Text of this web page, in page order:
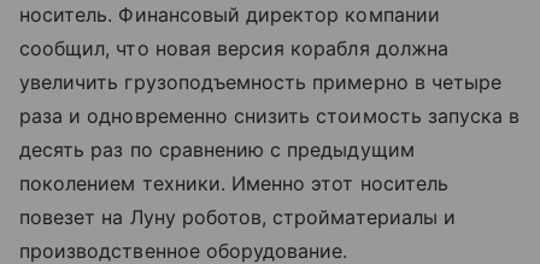
носитель. Финансовый директор компании
сообщил, что новая версия корабля должна
увеличить грузоподъемность примерно в четыре
раза и одновременно снизить стоимость запуска в
десять раз по сравнению с предыдущим
поколением техники. Именно этот носитель
повезет на Луну роботов, стройматериалы и
производственное оборудование.